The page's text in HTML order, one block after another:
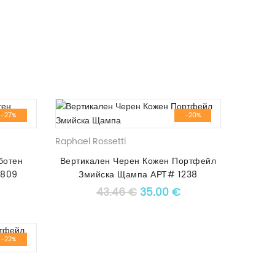
-27%
was: 53.00 €.
цена е: 39.00 €.
-20%
Raphael Rossetti
Вертикален Черен Кожен Портфейл
Змийска Щампа АРТ# 1238
43.46€ Original price was: 43.46
35.00€Текущата цена е:
-22%